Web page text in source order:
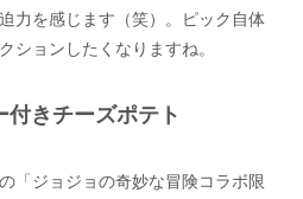
力を感じます（笑）。ピック自体
ションしたくなりますね。
付きチーズポテト
「ジョジョの奇妙な冒険コラボ限